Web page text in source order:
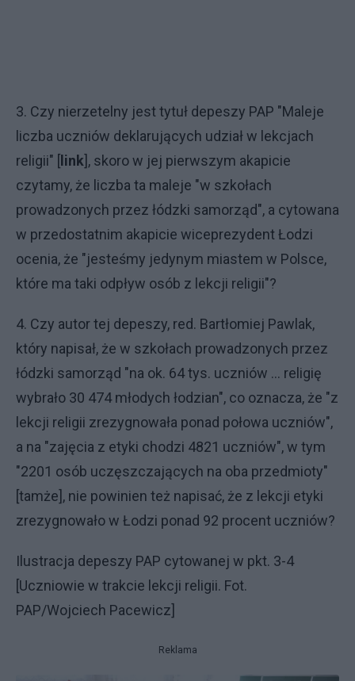
3. Czy nierzetelny jest tytuł depeszy PAP "Maleje
liczba uczniów deklarujących udział w lekcjach
religii" [link], skoro w jej pierwszym akapicie
czytamy, że liczba ta maleje "w szkołach
prowadzonych przez łódzki samorząd", a cytowana
w przedostatnim akapicie wiceprezydent Łodzi
ocenia, że "jesteśmy jedynym miastem w Polsce,
które ma taki odpływ osób z lekcji religii"?
4. Czy autor tej depeszy, red. Bartłomiej Pawlak,
który napisał, że w szkołach prowadzonych przez
łódzki samorząd "na ok. 64 tys. uczniów ... religię
wybrało 30 474 młodych łodzian", co oznacza, że "z
lekcji religii zrezygnowała ponad połowa uczniów",
a na "zajęcia z etyki chodzi 4821 uczniów", w tym
"2201 osób uczęszczających na oba przedmioty"
[tamże], nie powinien też napisać, że z lekcji etyki
zrezygnowało w Łodzi ponad 92 procent uczniów?
Ilustracja depeszy PAP cytowanej w pkt. 3-4
[Uczniowie w trakcie lekcji religii. Fot.
PAP/Wojciech Pacewicz]
Reklama